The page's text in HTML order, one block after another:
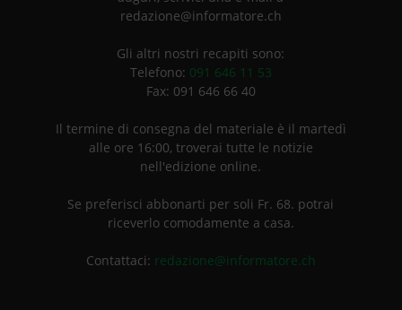
redazione@informatore.ch
Gli altri nostri recapiti sono:
Telefono: 091 646 11 53
Fax: 091 646 66 40
Il termine di consegna del materiale è il martedì
alle ore 16:00, troverai tutte le notizie
nell'edizione online.
Se preferisci abbonarti per soli Fr. 68. potrai
riceverlo comodamente a casa.
Contattaci: redazione@informatore.ch